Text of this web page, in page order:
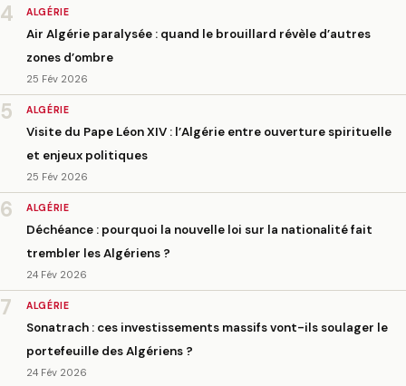
4 ALGÉRIE
Air Algérie paralysée : quand le brouillard révèle d’autres
zones d’ombre
25 Fév 2026
5 ALGÉRIE
Visite du Pape Léon XIV : l’Algérie entre ouverture spirituelle
et enjeux politiques
25 Fév 2026
6 ALGÉRIE
Déchéance : pourquoi la nouvelle loi sur la nationalité fait
trembler les Algériens ?
24 Fév 2026
7 ALGÉRIE
Sonatrach : ces investissements massifs vont-ils soulager le
portefeuille des Algériens ?
24 Fév 2026